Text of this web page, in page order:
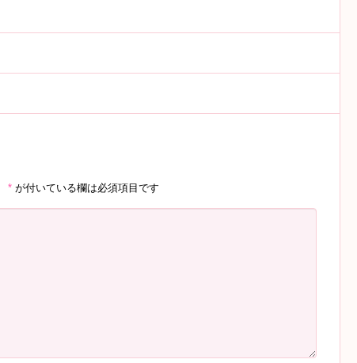
* が付いている欄は必須項目です